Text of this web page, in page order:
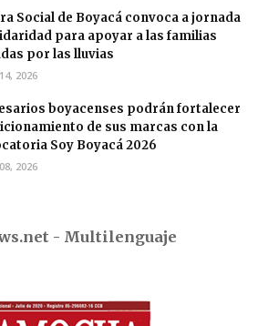
Social de Boyacá convoca a jornada
para apoyar a las familias
por las lluvias
2026
boyacenses podrán fortalecer
de sus marcas con la
Soy Boyacá 2026
2026
- Multilenguaje